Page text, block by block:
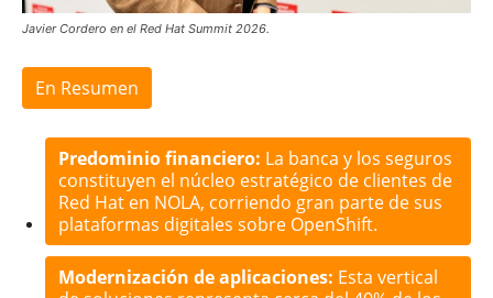
Javier Cordero en el Red Hat Summit 2026.
En Resumen
Predominio financiero: La banca y los seguros
constituyen el núcleo estratégico de clientes de
Red Hat en NOLA, corriendo gran parte de sus
plataformas digitales sobre OpenShift.
Modernización de aplicaciones: Esta vertical